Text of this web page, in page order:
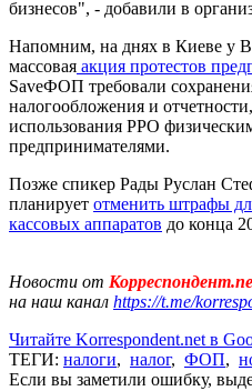
бизнесов", - добавили в
Напомним, на днях в Киеве у
массовая акция протестов
SaveФОП требовали
налогообложения и
использования РРО
предпринимателями.
Позже спикер Рады Руслан
планирует отменить штрафы
кассовых аппаратов до конца
Новости от
на наш канал https://t.me/
Читайте Korrespondent.net в
ТЕГИ: налоги, налог, ФОП,
Если вы заметили ошибку,